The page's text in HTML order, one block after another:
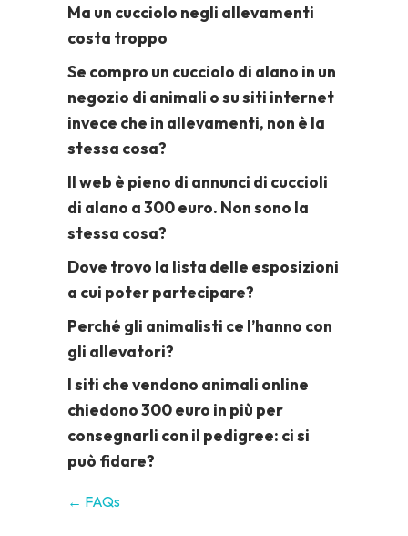
Ma un cucciolo negli allevamenti
costa troppo
Se compro un cucciolo di alano in un
negozio di animali o su siti internet
invece che in allevamenti, non è la
stessa cosa?
Il web è pieno di annunci di cuccioli
di alano a 300 euro. Non sono la
stessa cosa?
Dove trovo la lista delle esposizioni
a cui poter partecipare?
Perché gli animalisti ce l’hanno con
gli allevatori?
I siti che vendono animali online
chiedono 300 euro in più per
consegnarli con il pedigree: ci si
può fidare?
← FAQs